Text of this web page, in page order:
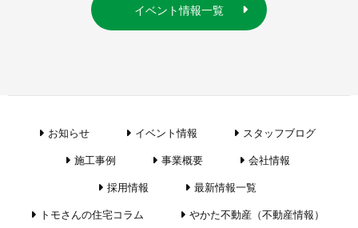
イベント情報一覧
お知らせ イベント情報
スタッフブログ
施工事例
事業概要
会社情報
採用情報
最新情報一覧
トモさんの住宅コラム
やかた不動産（不動産情報）